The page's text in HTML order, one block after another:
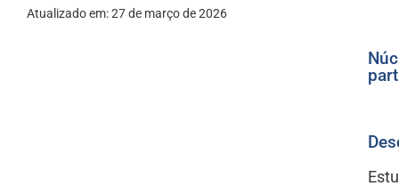
Atualizado em:27 de março de 2026